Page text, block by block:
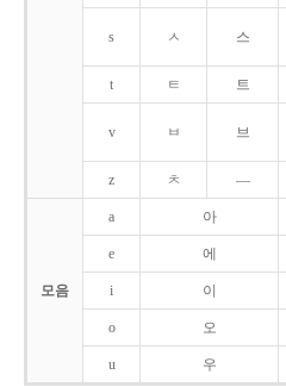
s ㅅ 스
t ㅌ 트
v ㅂ 브
z ㅊ ―
모음
a 아
e 에
i 이
o 오
u 우